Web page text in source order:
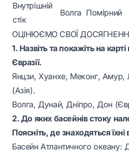
Внутрішній
стік
Волга Помірний
ОЦІНЮЄМО СВОЇ
1. Назвіть та покажіть на
Євразії.
Янцзи, Хуанхе, Меконг, Амур,
(Азія).
Волга, Дунай, Дніпро, Дон
2. До яких басейнів стоку
Поясніть, де знаходяться їхні
Басейн Атлантичного океану: